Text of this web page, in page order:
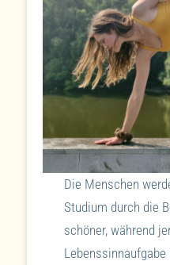
Die Menschen
Studium durch die
schöner, während